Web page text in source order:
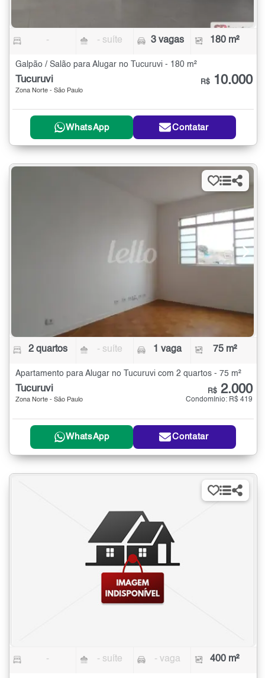
- - suíte 3 vagas 180 m²
Galpão / Salão para Alugar no Tucuruvi - 180 m²
Tucuruvi
Zona Norte - São Paulo
R$ 10.000
WhatsApp Contatar
2 quartos - suíte 1 vaga 75 m²
Apartamento para Alugar no Tucuruvi com 2 quartos - 75 m²
Tucuruvi
Zona Norte - São Paulo
R$ 2.000
Condomínio: R$ 419
WhatsApp Contatar
- - suíte - vaga 400 m²